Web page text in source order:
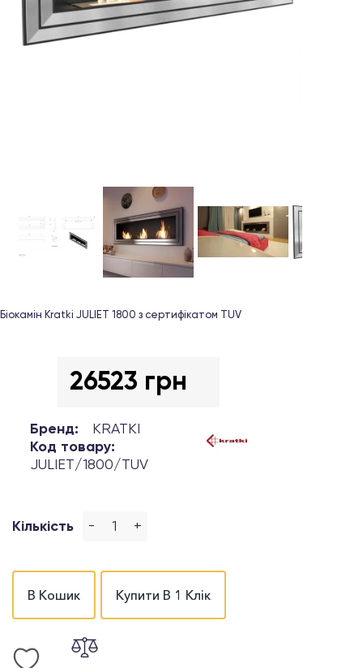
Біокамін Kratki JULIET 1800 з сертифікатом TUV
26523 грн
Бренд:
KRATKI
Код товару:
JULIET/1800/TUV
Кількість - +
В Кошик Купити В 1 Клік